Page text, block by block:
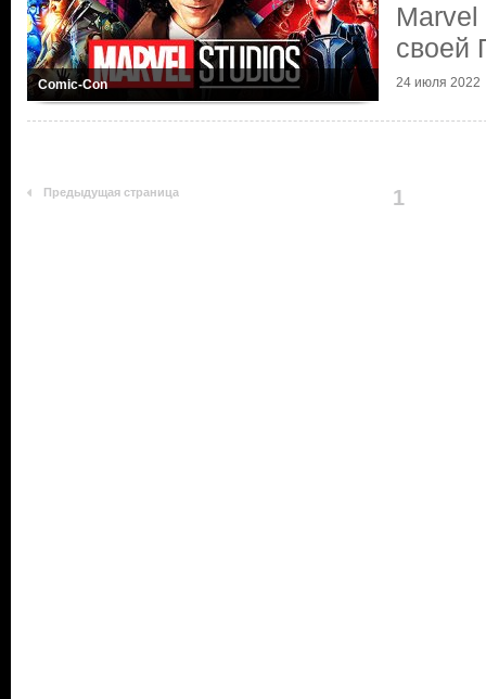
Comic-Con
своей
24 июля 2022
Предыдущая страница 1